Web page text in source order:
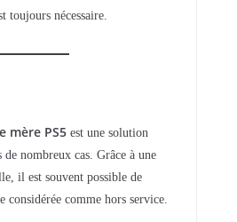
toujours nécessaire.
mère PS5 est une solution
nombreux cas. Grâce à une
il est souvent possible de
considérée comme hors service.